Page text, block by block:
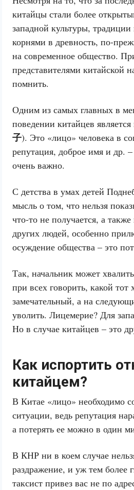
китайцы стали более
западной культуры,
корнями в древность, по-
на современное общество.
представителями китайской
помнить.
Одним из самых главных в
поведении китайцев
子). Это «лицо» человека в
репутация, доброе имя и др.
очень важно.
С детства в умах детей
мысль о том, что нельзя
что-то не получается, а
других людей, особенно
осуждение общества – это
Так, начальник может
при всех говорить, какой
замечательный, а на
уволить. Лицемерие? Для
Но в случае китайцев – это
Как испортить
китайцем?
В Китае «лицо» необходимо
ситуации, ведь репутация
а потерять ее можно в один
В КНР ни в коем случае
раздражение, и уж тем более
таксист привез вас не по